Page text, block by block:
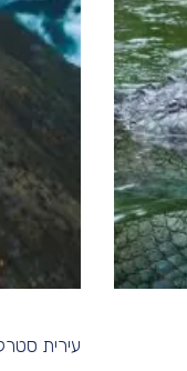
עירית